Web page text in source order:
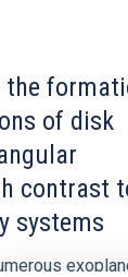
the
of disk
contrast
systems